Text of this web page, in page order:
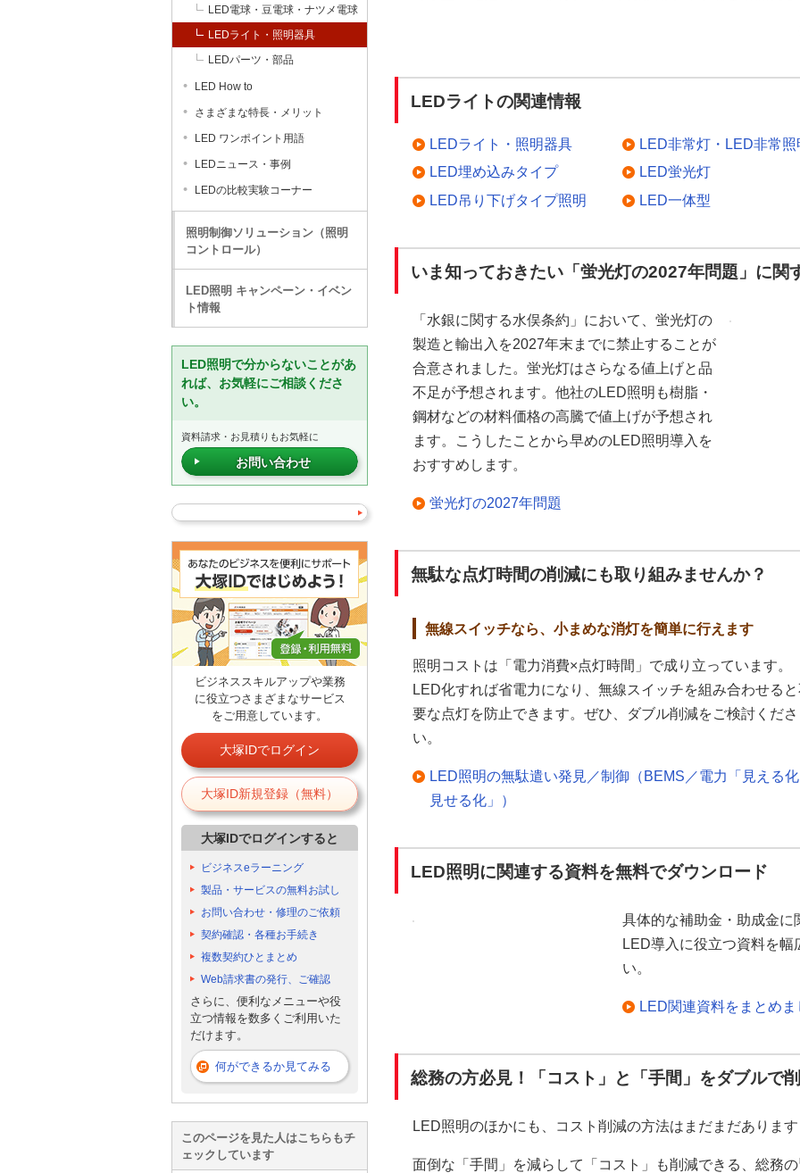
LEDライトの関連情報
LEDライト・照明器具
LED埋め込みタイプ
LED吊り下げタイプ照明
LED非常灯・LED非常照
LED蛍光灯
LED一体型
いま知っておきたい「蛍光灯の2027年問題」に関
「水銀に関する水俣条約」において、蛍光灯の
製造と輸出入を2027年末までに禁止することが
合意されました。蛍光灯はさらなる値上げと品
不足が予想されます。他社のLED照明も樹脂・
鋼材などの材料価格の高騰で値上げが予想され
ます。こうしたことから早めのLED照明導入を
おすすめします。
蛍光灯の2027年問題
無駄な点灯時間の削減にも取り組みませんか？
無線スイッチなら、小まめな消灯を簡単に行えます
照明コストは「電力消費×点灯時間」で成り立っています。
LED化すれば省電力になり、無線スイッチを組み合わせると
要な点灯を防止できます。ぜひ、ダブル削減をご検討くださ
い。
LED照明の無駄遣い発見／制御（BEMS／電力「見える化
見せる化」）
LED照明に関連する資料を無料でダウンロード
具体的な補助金・助成金
LED導入に役立つ資料を
い。
LED関連資料をまとめま
総務の方必見！「コスト」と「手間」をダブルで
LED照明のほかにも、コスト削減の方法はまだまだあります
面倒な「手間」を減らして「コスト」も削減できる、総務の
LED電球・豆電球・ナツメ電球
LEDライト・照明器具
LEDパーツ・部品
LED How to
さまざまな特長・メリット
LED ワンポイント用語
LEDニュース・事例
LEDの比較実験コーナー
照明制御ソリューション（照明
コントロール）
LED照明 キャンペーン・イベン
ト情報
LED照明で分からないことがあ
れば、お気軽にご相談くださ
い。
資料請求・お見積りもお気軽に
お問い合わせ
ビジネススキルアップや業務
に役立つさまざまなサービス
をご用意しています。
大塚IDでログイン
大塚ID新規登録（無料）
大塚IDでログインすると
ビジネスeラーニング
製品・サービスの無料お試し
お問い合わせ・修理のご依頼
契約確認・各種お手続き
複数契約ひとまとめ
Web請求書の発行、ご確認
さらに、便利なメニューや役
立つ情報を数多くご利用いた
だけます。
何ができるか見てみる
このページを見た人はこちらもチ
ェックしています